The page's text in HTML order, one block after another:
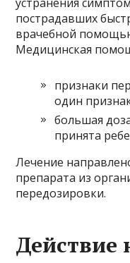
пострадавших
врачебной
Медицинская
признаки
один
большая
принята
Лечение
препарата из
передозировки.
Действие